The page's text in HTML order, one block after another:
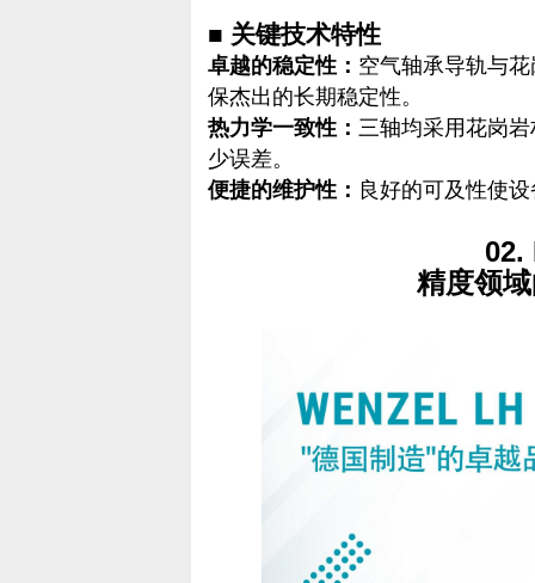
■ 关键技术特性
卓越的稳定性： 空气轴承导轨与
保杰出的长期稳定性。
热力学一致性： 三轴均采用花岗
少误差。
便捷的维护性： 良好的可及性使
02.
精度领